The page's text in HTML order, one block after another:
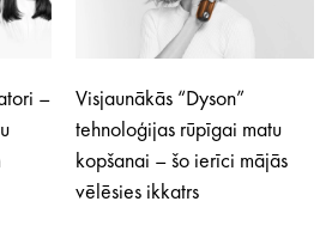
–
Visjaunākās “Dyson”
tehnoloģijas rūpīgai matu
kopšanai – šo ierīci mājās
vēlēsies ikkatrs